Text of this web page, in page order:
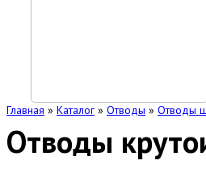
Главная » Каталог » Отводы » Отводы
Отводы